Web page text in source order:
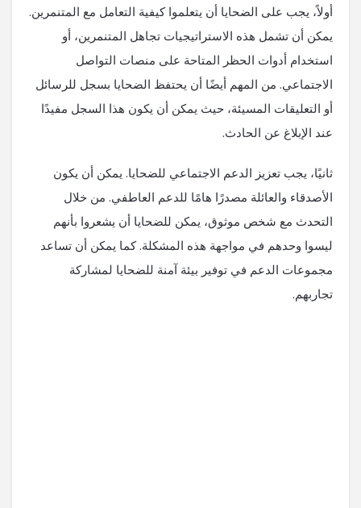
أولاً، يجب على الضحايا أن يتعلموا كيفية التعامل مع المتنمرين.
يمكن أن تشمل هذه الاستراتيجيات تجاهل المتنمرين، أو
استخدام أدوات الحظر المتاحة على منصات التواصل
الاجتماعي. من المهم أيضًا أن يحتفظ الضحايا بسجل للرسائل
أو التعليقات المسيئة، حيث يمكن أن يكون هذا السجل مفيدًا
عند الإبلاغ عن الحادث.
ثانيًا، يجب تعزيز الدعم الاجتماعي للضحايا. يمكن أن يكون
الأصدقاء والعائلة مصدرًا هامًا للدعم العاطفي. من خلال
التحدث مع شخص موثوق، يمكن للضحايا أن يشعروا بأنهم
ليسوا وحدهم في مواجهة هذه المشكلة. كما يمكن أن تساعد
مجموعات الدعم في توفير بيئة آمنة للضحايا لمشاركة
تجاربهم.